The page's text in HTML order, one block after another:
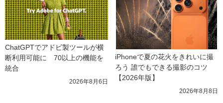
ChatGPTでアドビ製ツールが横
断利用可能に　70以上の機能を
統合
2026年8月6日
iPhoneで夏の花火をきれいに撮
ろう 誰でもできる撮影のコツ
【2026年版】
2026年8月8日